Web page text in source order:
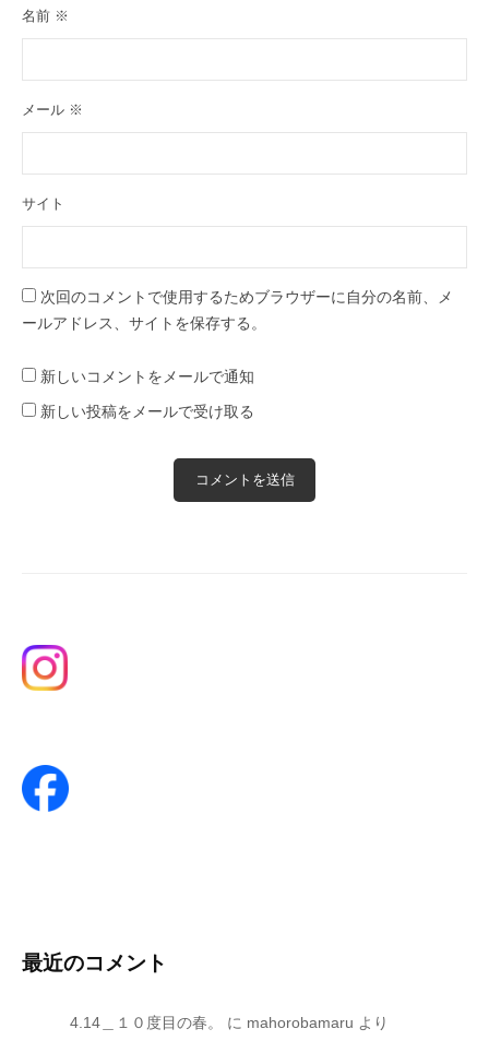
名前 ※
メール ※
サイト
次回のコメントで使用するためブラウザーに自分の名前、メ
ールアドレス、サイトを保存する。
新しいコメントをメールで通知
新しい投稿をメールで受け取る
最近のコメント
4.14＿１０度目の春。 に mahorobamaru より